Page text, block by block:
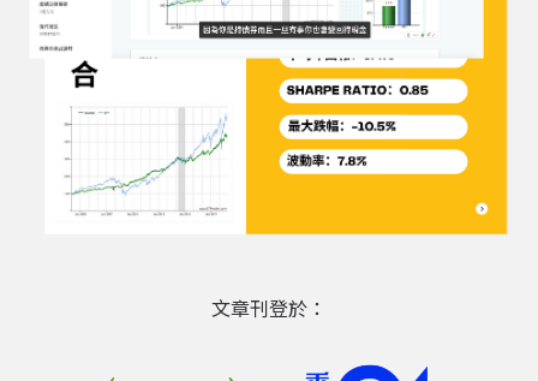
文章刊登於：